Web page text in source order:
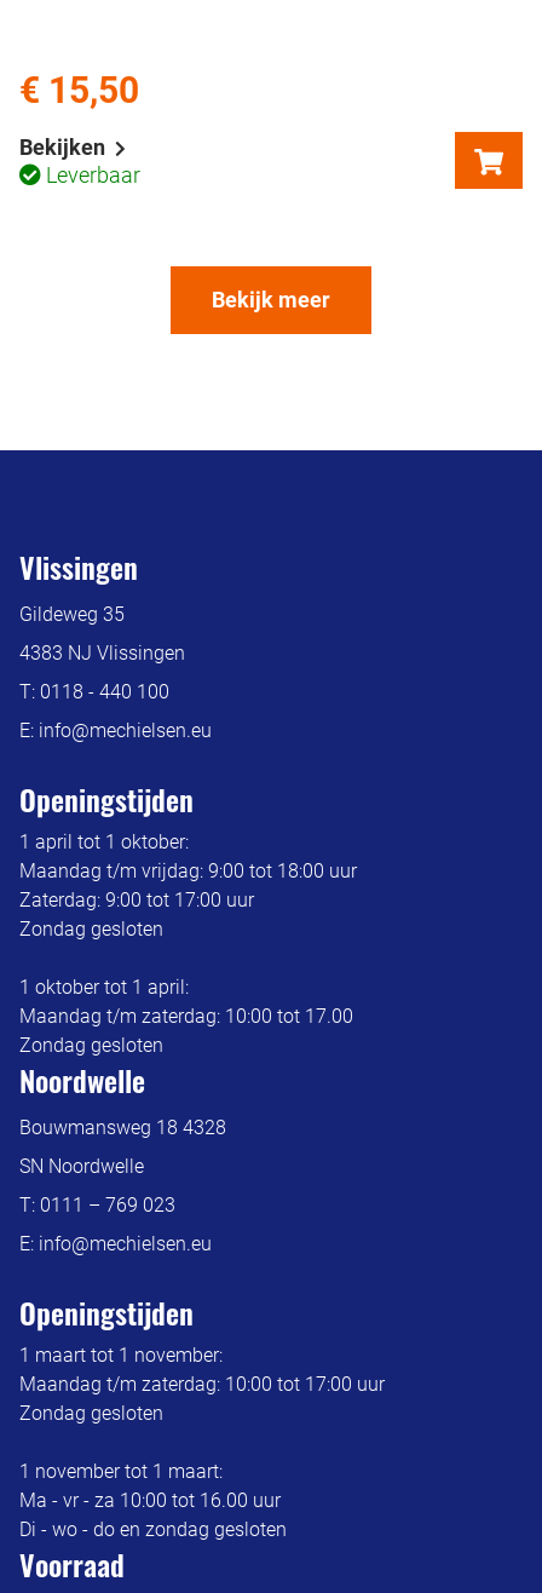
Bekijken
Leverbaar
€ 15,50
Bekijk meer
Vlissingen
Gildeweg 35
4383 NJ Vlissingen
T: 0118 - 440 100
E: info@mechielsen.eu
Openingstijden
1 april tot 1 oktober:
Maandag t/m vrijdag: 9:00 tot 18:00 uur
Zaterdag: 9:00 tot 17:00 uur
Zondag gesloten
1 oktober tot 1 april:
Maandag t/m zaterdag: 10:00 tot 17.00
Zondag gesloten
Noordwelle
Bouwmansweg 18 4328
SN Noordwelle
T: 0111 – 769 023
E: info@mechielsen.eu
Openingstijden
1 maart tot 1 november:
Maandag t/m zaterdag: 10:00 tot 17:00 uur
Zondag gesloten
1 november tot 1 maart:
Ma - vr - za 10:00 tot 16.00 uur
Di - wo - do en zondag gesloten
Voorraad